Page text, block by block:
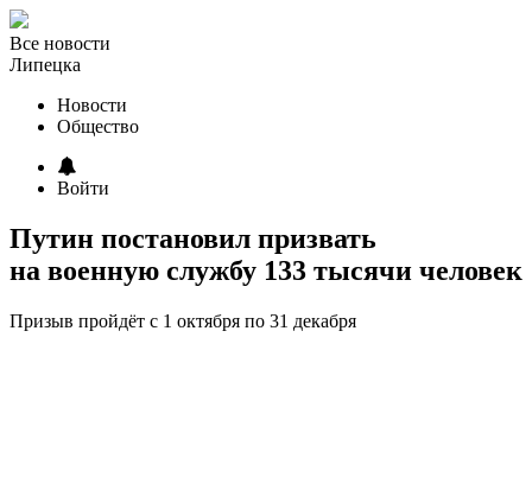
Все новости
Липецка
Новости
Общество
Войти
Путин постановил призвать
на военную службу 133 тысячи человек
Призыв пройдёт с 1 октября по 31 декабря